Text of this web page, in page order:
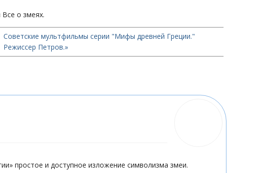
о змеях.
Советские мультфильмы серии "Мифы древней Греции."
Режиссер Петров.»
простое и доступное изложение символизма змеи.